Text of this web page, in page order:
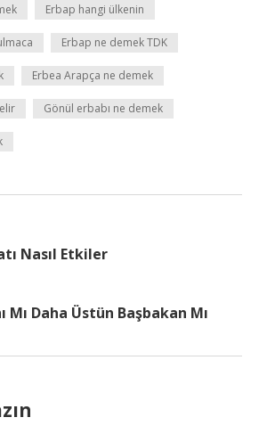
Erbap hangi ülkenin
Erbap ne demek TDK
Erbea Arapça ne demek
Gönül erbabı ne demek
Nasıl Etkiler
Mı Daha Üstün Başbakan Mı